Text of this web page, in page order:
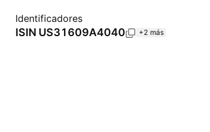
Identificadores
ISIN US31609A4040 +2 más